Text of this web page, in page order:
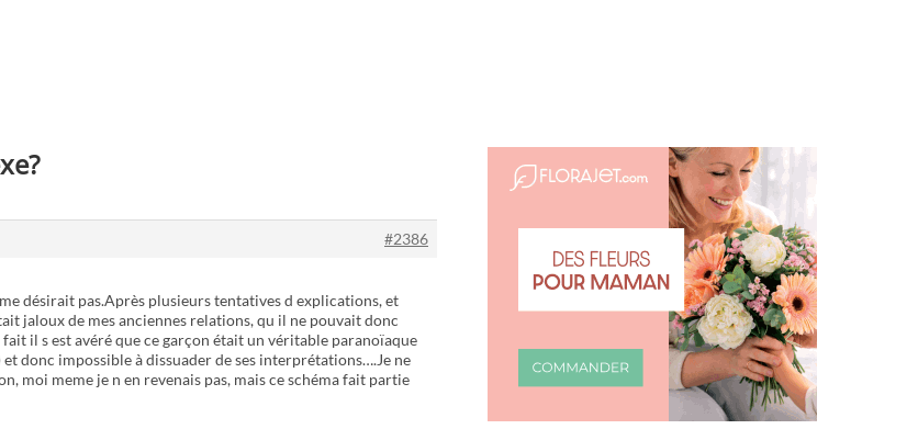
#2386
désirait pas.Après plusieurs tentatives d explications, et
jaloux de mes anciennes relations, qu il ne pouvait donc
il s est avéré que ce garçon était un véritable paranoïaque
donc impossible à dissuader de ses interprétations….Je ne
moi meme je n en revenais pas, mais ce schéma fait partie